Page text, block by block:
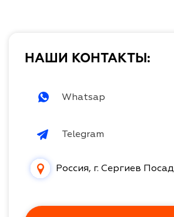
НАШИ КОНТАКТЫ:
Whatsap
Telegram
Россия, г. Сергиев Посад